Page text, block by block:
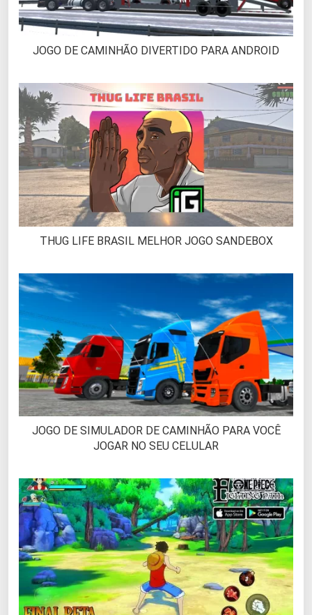
JOGO DE CAMINHÃO DIVERTIDO PARA ANDROID
THUG LIFE BRASIL MELHOR JOGO SANDEBOX
JOGO DE SIMULADOR DE CAMINHÃO PARA VOCÊ
JOGAR NO SEU CELULAR